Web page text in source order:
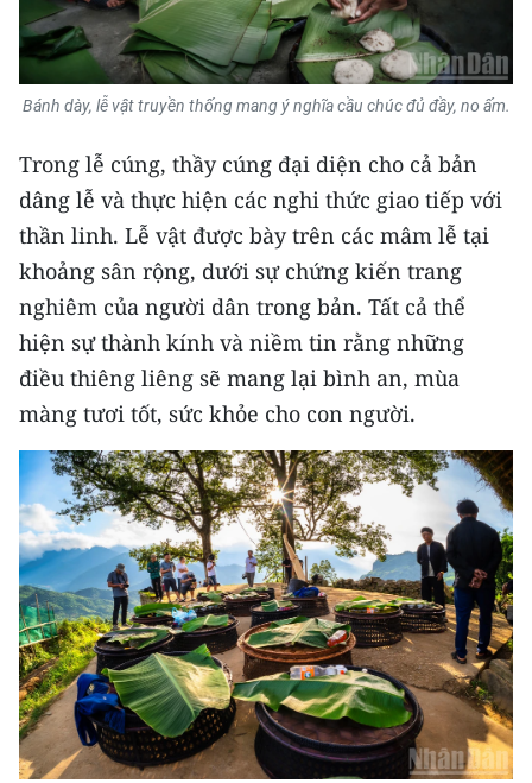
Bắc Trung Bộ
Duyên hải Nam Trung Bộ và Tây
Nguyên
Đông Nam Bộ
Đồng bằng sông Cửu Long
Chuyên trang Hà Nội
Chuyên trang TP. Hồ Chí Minh
CHUYÊN ĐỀ
CÁC CHUYÊN TRANG
VỀ BÁO NHÂN DÂN
THỜI NAY
NHÂN DÂN CUỐI TUẦN
NHÂN DÂN HẰNG THÁNG
MUA BÁO
Bánh dày, lễ vật truyền thống mang ý nghĩa cầu chúc đủ đầy, no ấm.
Trong lễ cúng, thầy cúng đại diện cho cả bản
dâng lễ và thực hiện các nghi thức giao tiếp với
thần linh. Lễ vật được bày trên các mâm lễ tại
khoảng sân rộng, dưới sự chứng kiến trang
nghiêm của người dân trong bản. Tất cả thể
hiện sự thành kính và niềm tin rằng những
điều thiêng liêng sẽ mang lại bình an, mùa
màng tươi tốt, sức khỏe cho con người.